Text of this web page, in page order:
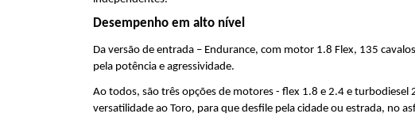
Desempenho em alto nível
Da versão de entrada – Endurance, com motor 1.8 Flex, 135
pela potência e agressividade.
Ao todos, são três opções de motores - flex 1.8 e 2.4 e
versatilidade ao Toro, para que desfile pela cidade ou estrada, no